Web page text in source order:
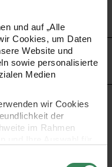
und auf „Alle
Cookies, um Daten
Website und
sowie personalisierte
Medien
wir Cookies
der
im Rahmen